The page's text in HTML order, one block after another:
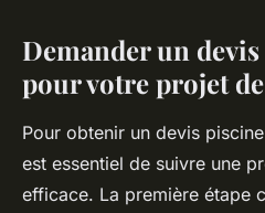
Demander un
pour votre projet
Pour obtenir un devis
est essentiel de suivre une
efficace. La première étape